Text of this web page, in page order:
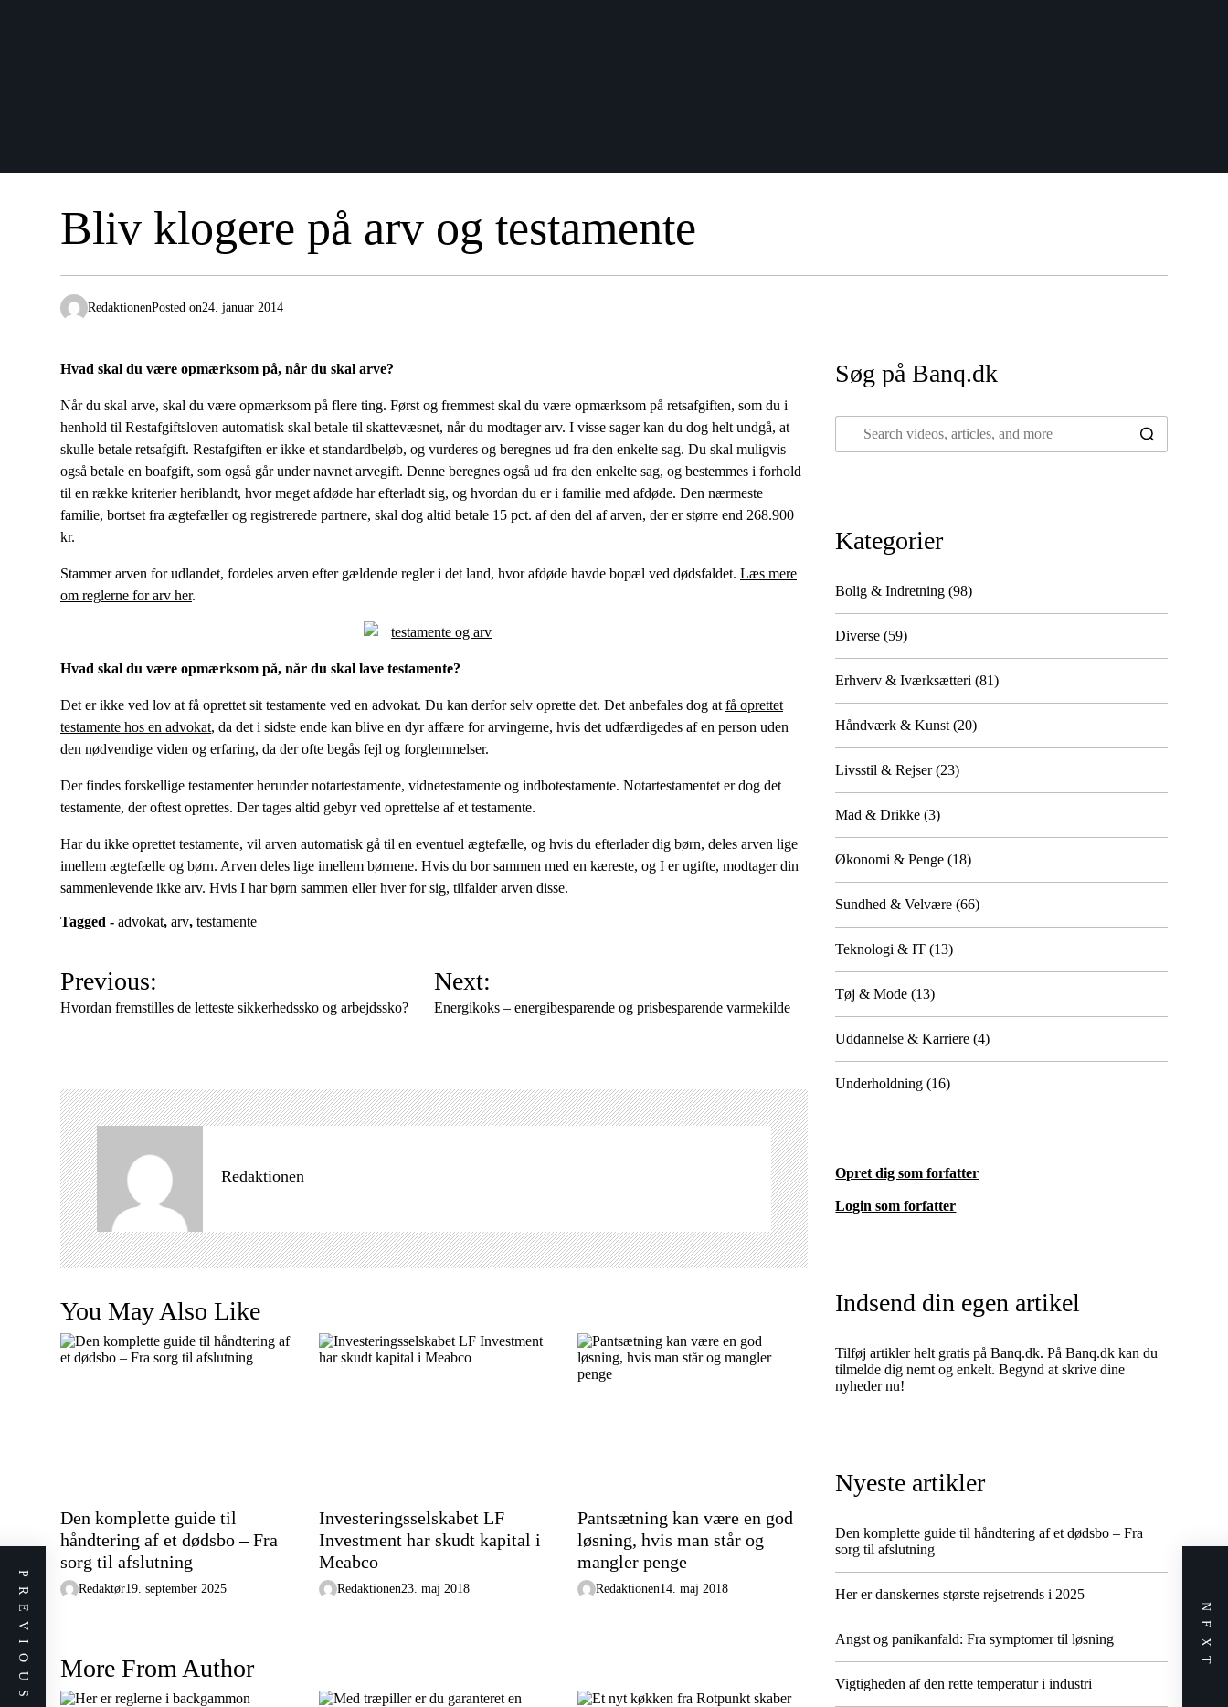
Bliv klogere på arv og testamente
RedaktionenPosted on24. januar 2014
Hvad skal du være opmærksom på, når du skal arve?
Når du skal arve, skal du være opmærksom på flere ting. Først og fremmest skal du være opmærksom på retsafgiften, som du i
henhold til Restafgiftsloven automatisk skal betale til skattevæsnet, når du modtager arv. I visse sager kan du dog helt undgå, at
skulle betale retsafgift. Restafgiften er ikke et standardbeløb, og vurderes og beregnes ud fra den enkelte sag. Du skal muligvis
også betale en boafgift, som også går under navnet arvegift. Denne beregnes også ud fra den enkelte sag, og bestemmes i forhold
til en række kriterier heriblandt, hvor meget afdøde har efterladt sig, og hvordan du er i familie med afdøde. Den nærmeste
familie, bortset fra ægtefæller og registrerede partnere, skal dog altid betale 15 pct. af den del af arven, der er større end 268.900
kr.
Stammer arven for udlandet, fordeles arven efter gældende regler i det land, hvor afdøde havde bopæl ved dødsfaldet. Læs mere
om reglerne for arv her.
Hvad skal du være opmærksom på, når du skal lave testamente?
Det er ikke ved lov at få oprettet sit testamente ved en advokat. Du kan derfor selv oprette det. Det anbefales dog at få oprettet
testamente hos en advokat, da det i sidste ende kan blive en dyr affære for arvingerne, hvis det udfærdigedes af en person uden
den nødvendige viden og erfaring, da der ofte begås fejl og forglemmelser.
Der findes forskellige testamenter herunder notartestamente, vidnetestamente og indbotestamente. Notartestamentet er dog det
testamente, der oftest oprettes. Der tages altid gebyr ved oprettelse af et testamente.
Har du ikke oprettet testamente, vil arven automatisk gå til en eventuel ægtefælle, og hvis du efterlader dig børn, deles arven lige
imellem ægtefælle og børn. Arven deles lige imellem børnene. Hvis du bor sammen med en kæreste, og I er ugifte, modtager din
sammenlevende ikke arv. Hvis I har børn sammen eller hver for sig, tilfalder arven disse.
Tagged - advokat, arv, testamente
I
n
g
s
n
a
v
i
g
a
t
o
Previous:
Hvordan fremstilles de letteste sikkerhedssko og arbejdssko?
Next:
Energikoks – energibesparende og prisbesparende varmekilde
Redaktionen
You May Also Like
Den komplette guide til
håndtering af et dødsbo – Fra
sorg til afslutning
Redaktør19. september 2025
Investeringsselskabet LF
Investment har skudt kapital i
Meabco
Redaktionen23. maj 2018
Pantsætning kan være en god
løsning, hvis man står og
mangler penge
Redaktionen14. maj 2018
More From Author
Søg på Banq.dk
Kategorier
Bolig & Indretning (98)
Diverse (59)
Erhverv & Iværksætteri (81)
Håndværk & Kunst (20)
Livsstil & Rejser(23)
Mad & Drikke (3)
Økonomi & Penge (18)
Sundhed & Velvære (66)
Teknologi & IT (13)
Tøj & Mode (13)
Uddannelse & Karriere (4)
Underholdning (16)
Opret dig som forfatter
Login som forfatter
Indsend din egen artikel
Tilføj artikler helt gratis på Banq.dk. På Banq.dk kan du
tilmelde dig nemt og enkelt. Begynd at skrive dine
nyheder nu!
Nyeste artikler
Den komplette guide til håndtering af et dødsbo – Fra
sorg til afslutning
Her er danskernes største rejsetrends i 2025
Angst og panikanfald: Fra symptomer til løsning
Vigtigheden af den rette temperatur i industri
PREVIOUS NEXT